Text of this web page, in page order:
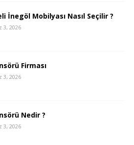
İnegöl Mobilyası Nasıl Seçilir ?
3, 2026
Firması
3, 2026
Nedir ?
3, 2026